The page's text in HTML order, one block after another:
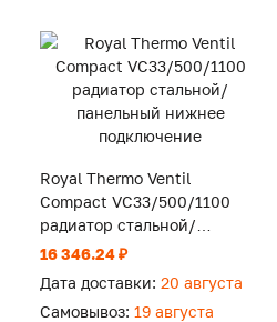
Royal Thermo Ventil
Compact VC33/500/1100
радиатор стальной/
панельный нижнее
16 346.24 ₽
Дата доставки: 20 августа
Самовывоз: 19 августа